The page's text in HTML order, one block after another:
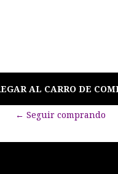
← Seguir comprando